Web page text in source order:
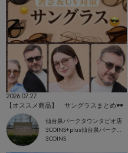
2026.07.27
【オススメ商品】 サングラスまとめ🕶️
仙台泉パークタウンタピオ店
3COINS